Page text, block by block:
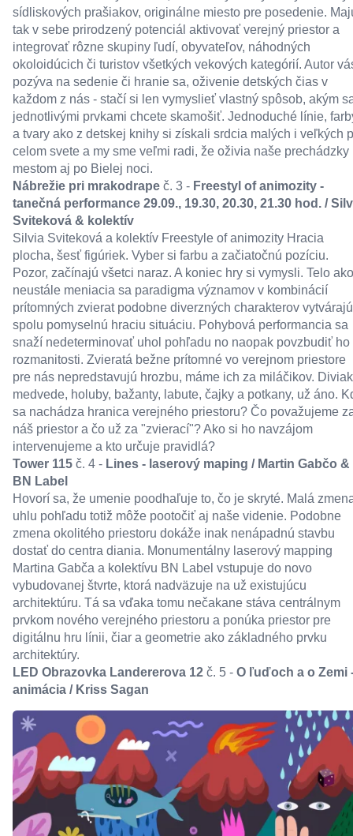
sídliskových prašiakov, originálne miesto pre posedenie.
tak v sebe prirodzený potenciál aktivovať verejný priestor a
integrovať rôzne skupiny ľudí, obyvateľov, náhodných
okoloidúcich či turistov všetkých vekových kategórií. Autor
pozýva na sedenie či hranie sa, oživenie detských čias v
každom z nás - stačí si len vymyslieť vlastný spôsob, akým
jednotlivými prvkami chcete skamošiť. Jednoduché línie,
a tvary ako z detskej knihy si získali srdcia malých i veľkých
celom svete a my sme veľmi radi, že oživia naše prechádzky
mestom aj po Bielej noci.
Nábrežie pri mrakodrape č. 3 - Freestyl of animozity -
tanečná performance 29.09., 19.30, 20.30, 21.30 hod. /
Sviteková & kolektív
Silvia Sviteková a kolektív Freestyle of animozity Hracia
plocha, šesť figúriek. Vyber si farbu a začiatočnú pozíciu.
Pozor, začínajú všetci naraz. A koniec hry si vymysli. Telo ako
neustále meniacia sa paradigma významov v kombinácií
prítomných zvierat podobne diverzných charakterov vytvárajú
spolu pomyselnú hraciu situáciu. Pohybová performancia sa
snaží nedeterminovať uhol pohľadu no naopak povzbudiť ho
rozmanitosti. Zvieratá bežne prítomné vo verejnom priestore
pre nás nepredstavujú hrozbu, máme ich za miláčikov.
medvede, holuby, bažanty, labute, čajky a potkany, už áno.
sa nachádza hranica verejného priestoru? Čo považujeme
náš priestor a čo už za "zvierací"? Ako si ho navzájom
intervenujeme a kto určuje pravidlá?
Tower 115č. 4 - Lines - laserový maping / Martin Gabčo &
BN Label
Hovorí sa, že umenie poodhaľuje to, čo je skryté. Malá
uhlu pohľadu totiž môže pootočiť aj naše videnie. Podobne
zmena okolitého priestoru dokáže inak nenápadnú stavbu
dostať do centra diania. Monumentálny laserový mapping
Martina Gabča a kolektívu BN Label vstupuje do novo
vybudovanej štvrte, ktorá nadväzuje na už existujúcu
architektúru. Tá sa vďaka tomu nečakane stáva centrálnym
prvkom nového verejného priestoru a ponúka priestor pre
digitálnu hru línii, čiar a geometrie ako základného prvku
architektúry.
LED Obrazovka Landererova 12 č. 5 - O ľuďoch a o Zemi
animácia / Kriss Sagan